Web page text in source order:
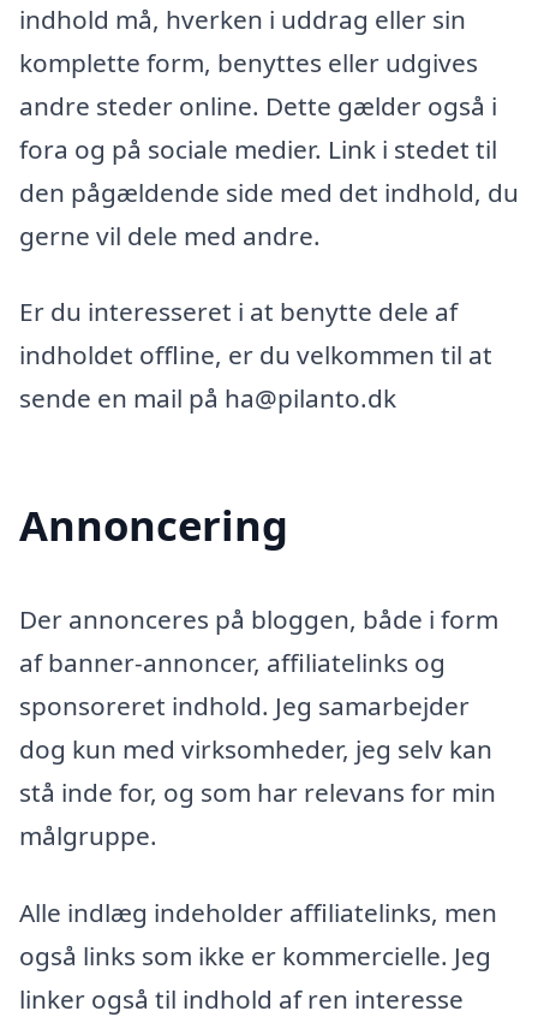
indhold må, hverken i uddrag eller sin
komplette form, benyttes eller udgives
andre steder online. Dette gælder også i
fora og på sociale medier. Link i stedet til
den pågældende side med det indhold, du
gerne vil dele med andre.
Er du interesseret i at benytte dele af
indholdet offline, er du velkommen til at
sende en mail på ha@pilanto.dk
Annoncering
Der annonceres på bloggen, både i form
af banner-annoncer, affiliatelinks og
sponsoreret indhold. Jeg samarbejder
dog kun med virksomheder, jeg selv kan
stå inde for, og som har relevans for min
målgruppe.
Alle indlæg indeholder affiliatelinks, men
også links som ikke er kommercielle. Jeg
linker også til indhold af ren interesse